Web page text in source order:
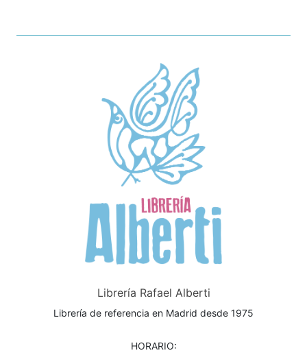
Librería Rafael Alberti
Librería de referencia en Madrid desde 1975
HORARIO: